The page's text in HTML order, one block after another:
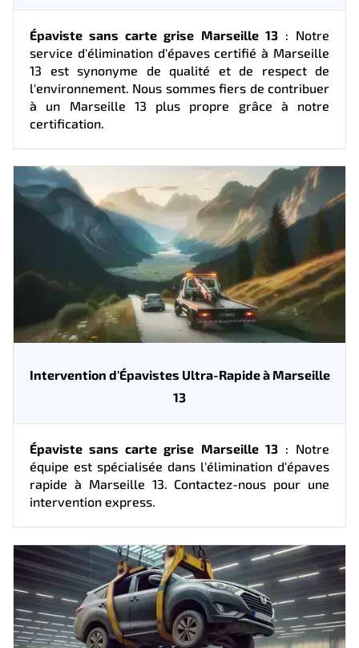
Épaviste sans carte grise Marseille 13: Notre
service d'élimination d'épaves certifié à Marseille
13 est synonyme de qualité et de respect de
l'environnement. Nous sommes fiers de contribuer
à un Marseille 13 plus propre grâce à notre
certification.
Intervention d'Épavistes Ultra-Rapide à Marseille
13
Épaviste sans carte grise Marseille 13: Notre
équipe est spécialisée dans l'élimination d'épaves
rapide à Marseille 13. Contactez-nous pour une
intervention express.